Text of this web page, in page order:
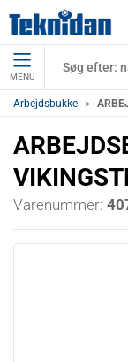
MENU
Arbejdsbukke
Varenummer: